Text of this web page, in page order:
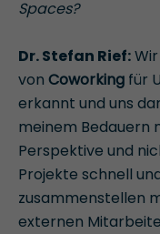
Spaces?
Dr. Stefan Rief:
von Coworking für
erkannt und uns
meinem Bedauern
Perspektive und
Projekte schnell
zusammenstellen
externen